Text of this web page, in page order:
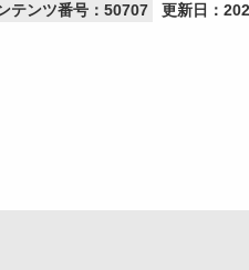
テンツ番号：50707 更新日：